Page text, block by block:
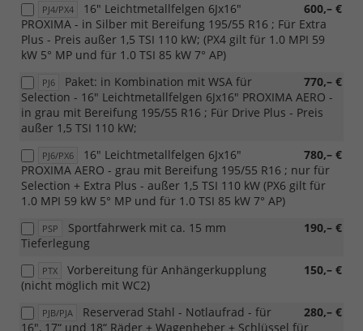
PJ4/PX4 600,– €
16" Leichtmetallfelgen 6Jx16"
PROXIMA - in Silber mit Bereifung 195/55 R16 ; Für Extra
Plus - Preis außer 1,5 TSI 110 kW; (PX4 gilt für 1.0 MPI 59
kW 5° MP und für 1.0 TSI 85 kW 7° AP)
PJ6 770,– €
Paket: in Kombination mit WSA für
Selection - 16" Leichtmetallfelgen 6Jx16" PROXIMA AERO -
in grau mit Bereifung 195/55 R16 ; Für Drive Plus - Preis
außer 1,5 TSI 110 kW;
PJ6/PX6 780,– €
16" Leichtmetallfelgen 6Jx16"
PROXIMA AERO - grau mit Bereifung 195/55 R16 ; nur für
Selection + Extra Plus - außer 1,5 TSI 110 kW (PX6 gilt für
1.0 MPI 59 kW 5° MP und für 1.0 TSI 85 kW 7° AP)
PSP 190,– €
Sportfahrwerk mit ca. 15 mm
Tieferlegung
PTX 150,– €
Vorbereitung für Anhängerkupplung
(nicht möglich mit WC2)
PJB/PJA 280,– €
Reserverad Stahl - Notlaufrad - für
16", 17“ und 18“ Räder + Wagenheber + Schlüssel für